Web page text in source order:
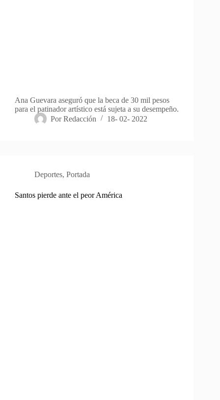
Ana Guevara aseguró que la beca de 30 mil pesos
para el patinador artístico está sujeta a su desempeño.
Por Redacción 18- 02- 2022
Deportes, Portada
Santos pierde ante el peor América